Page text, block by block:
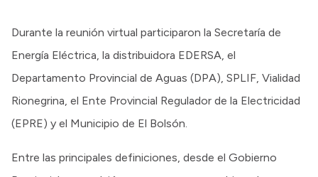
Durante la reunión virtual participaron la Secretaría de
Energía Eléctrica, la distribuidora EDERSA, el
Departamento Provincial de Aguas (DPA), SPLIF, Vialidad
Rionegrina, el Ente Provincial Regulador de la Electricidad
(EPRE) y el Municipio de El Bolsón.
Entre las principales definiciones, desde el Gobierno